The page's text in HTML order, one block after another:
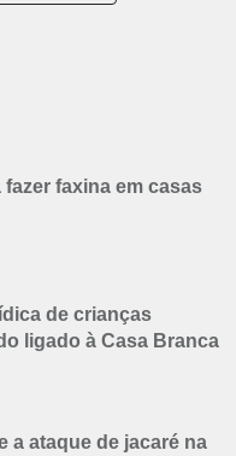
faxina em casas
de crianças
ligado à Casa Branca
a ataque de jacaré na